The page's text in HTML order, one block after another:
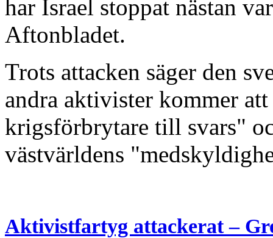
har Israel stoppat nästan
Aftonbladet.
Trots attacken säger den
andra aktivister kommer
krigsförbrytare till svars"
västvärldens
Aktivistfartyg attackerat –